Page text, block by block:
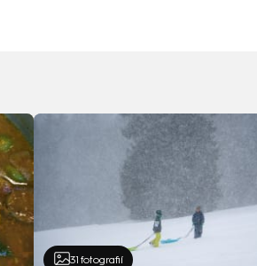
31 fotografií